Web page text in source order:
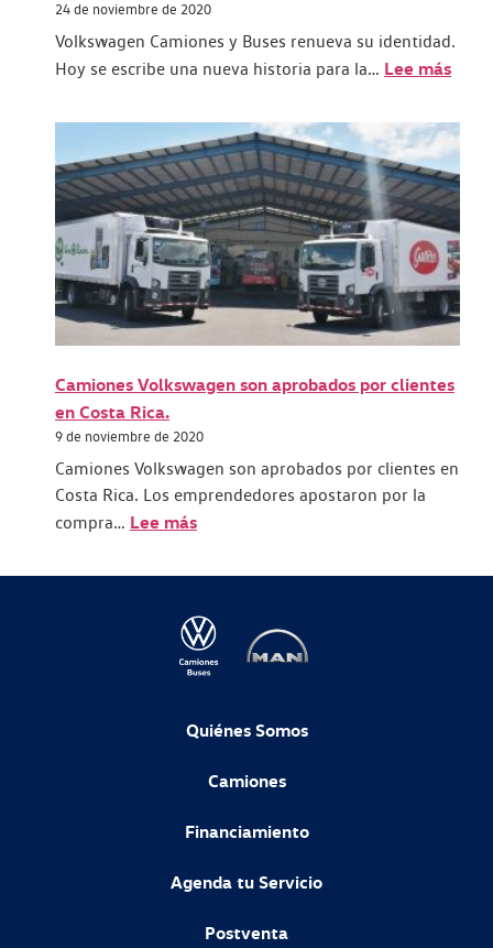
24 de noviembre de 2020
Volkswagen Camiones y Buses renueva su identidad.
Hoy se escribe una nueva historia para la… Lee más
Camiones Volkswagen son aprobados por clientes
en Costa Rica.
9 de noviembre de 2020
Camiones Volkswagen son aprobados por clientes en
Costa Rica. Los emprendedores apostaron por la
compra… Lee más
Quiénes Somos
Camiones
Financiamiento
Agenda tu Servicio
Postventa